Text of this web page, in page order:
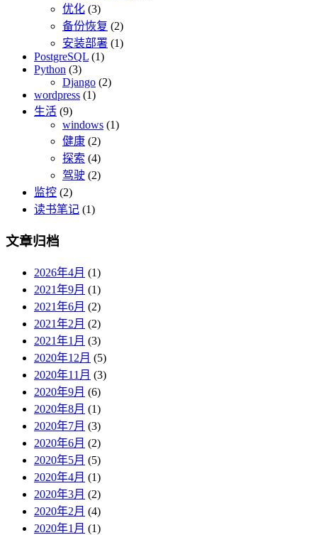
优化 (3)
备份恢复 (2)
安装部署 (1)
PostgreSQL (1)
Python (3)
Django (2)
wordpress (1)
生活 (9)
windows (1)
健康 (2)
探索 (4)
驾驶 (2)
监控 (2)
读书笔记 (1)
文章归档
2026年4月 (1)
2021年9月 (1)
2021年6月 (2)
2021年2月 (2)
2021年1月 (3)
2020年12月 (5)
2020年11月 (3)
2020年9月 (6)
2020年8月 (1)
2020年7月 (3)
2020年6月 (2)
2020年5月 (5)
2020年4月 (1)
2020年3月 (2)
2020年2月 (4)
2020年1月 (1)